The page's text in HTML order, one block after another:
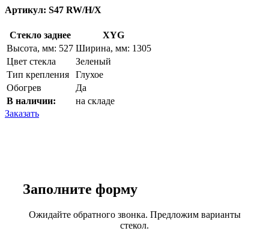
Артикул: S47 RW/H/X
Стекло заднее
XYG
Высота, мм: 527 Ширина, мм: 1305
Цвет стекла
Зеленый
Тип крепления
Глухое
Обогрев
Да
В наличии:
на складе
Заказать
Заполните форму
Ожидайте обратного звонка. Предложим варианты
стекол.